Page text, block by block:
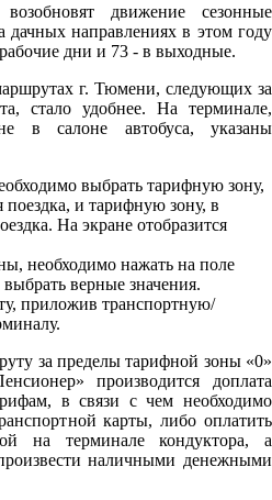
движение сезонные
направлениях в этом году
рабочие дни и 73 - в выходные.
г. Тюмени, следующих за
стало удобнее. На терминале,
в салоне автобуса, указаны
выбрать тарифную зону,
поездка, и тарифную зону, в
На экране отобразится
необходимо нажать на поле
верные значения.
приложив транспортную/
за пределы тарифной зоны «0»
производится доплата
в связи с чем необходимо
карты, либо оплатить
на терминале кондуктора, а
наличными денежными